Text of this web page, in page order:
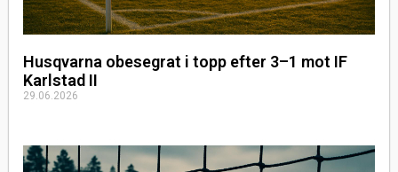
Husqvarna obesegrat i topp efter 3–1 mot IF
Karlstad II
29.06.2026